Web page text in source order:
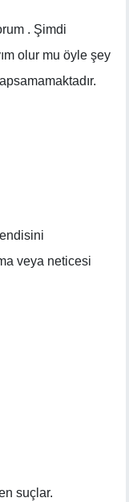
. Şimdi
olur mu öyle şey
veya neticesi
suçlar.